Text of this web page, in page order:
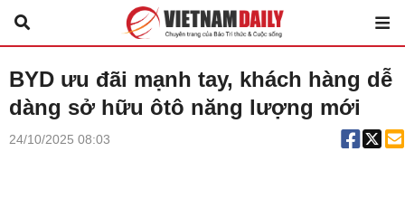
BYD ưu đãi mạnh tay, khách hàng dễ
dàng sở hữu ôtô năng lượng mới
24/10/2025 08:03